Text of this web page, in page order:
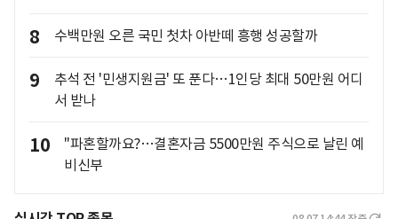
8 수백만원 오른 국민 첫차 아반떼 흥행 성공할까
9
추석 전 '민생지원금' 또 푼다…1인당 최대 50만원 어디
서 받나
10
"파혼할까요?…결혼자금 5500만원 주식으로 날린 예
비신부